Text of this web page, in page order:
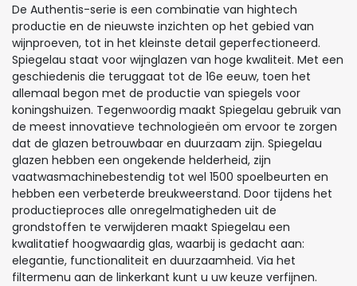
De Authentis-serie is een combinatie van hightech
productie en de nieuwste inzichten op het gebied van
wijnproeven, tot in het kleinste detail geperfectioneerd.
Spiegelau staat voor wijnglazen van hoge kwaliteit. Met een
geschiedenis die teruggaat tot de 16e eeuw, toen het
allemaal begon met de productie van spiegels voor
koningshuizen. Tegenwoordig maakt Spiegelau gebruik van
de meest innovatieve technologieën om ervoor te zorgen
dat de glazen betrouwbaar en duurzaam zijn. Spiegelau
glazen hebben een ongekende helderheid, zijn
vaatwasmachinebestendig tot wel 1500 spoelbeurten en
hebben een verbeterde breukweerstand. Door tijdens het
productieproces alle onregelmatigheden uit de
grondstoffen te verwijderen maakt Spiegelau een
kwalitatief hoogwaardig glas, waarbij is gedacht aan:
elegantie, functionaliteit en duurzaamheid. Via het
filtermenu aan de linkerkant kunt u uw keuze verfijnen.